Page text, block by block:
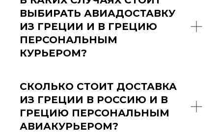
ВЫБИРАТЬ АВИАДОСТАВКУ
ИЗ ГРЕЦИИ И В ГРЕЦИЮ
ПЕРСОНАЛЬНЫМ
КУРЬЕРОМ?
СКОЛЬКО СТОИТ ДОСТАВКА
ИЗ ГРЕЦИИ В РОССИЮ И В
ГРЕЦИЮ ПЕРСОНАЛЬНЫМ
АВИАКУРЬЕРОМ?